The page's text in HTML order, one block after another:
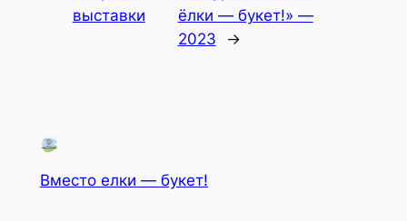
выставки
ёлки — букет!» —
2023
→
Вместо елки — букет!